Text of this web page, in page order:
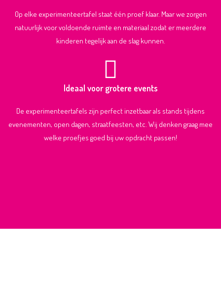
Op elke experimenteertafel staat één proef klaar. Maar we zorgen
natuurlijk voor voldoende ruimte en materiaal zodat er meerdere
kinderen tegelijk aan de slag kunnen.
Ideaal voor grotere events
De experimenteertafels zijn perfect inzetbaar als stands tijdens
evenementen, open dagen, straatfeesten, etc. Wij denken graag mee
welke proefjes goed bij uw opdracht passen!